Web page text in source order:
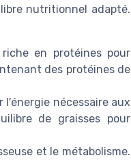
nutritionnel adapté.
en protéines pour
des protéines de
nécessaire aux
de graisses pour
et le métabolisme.